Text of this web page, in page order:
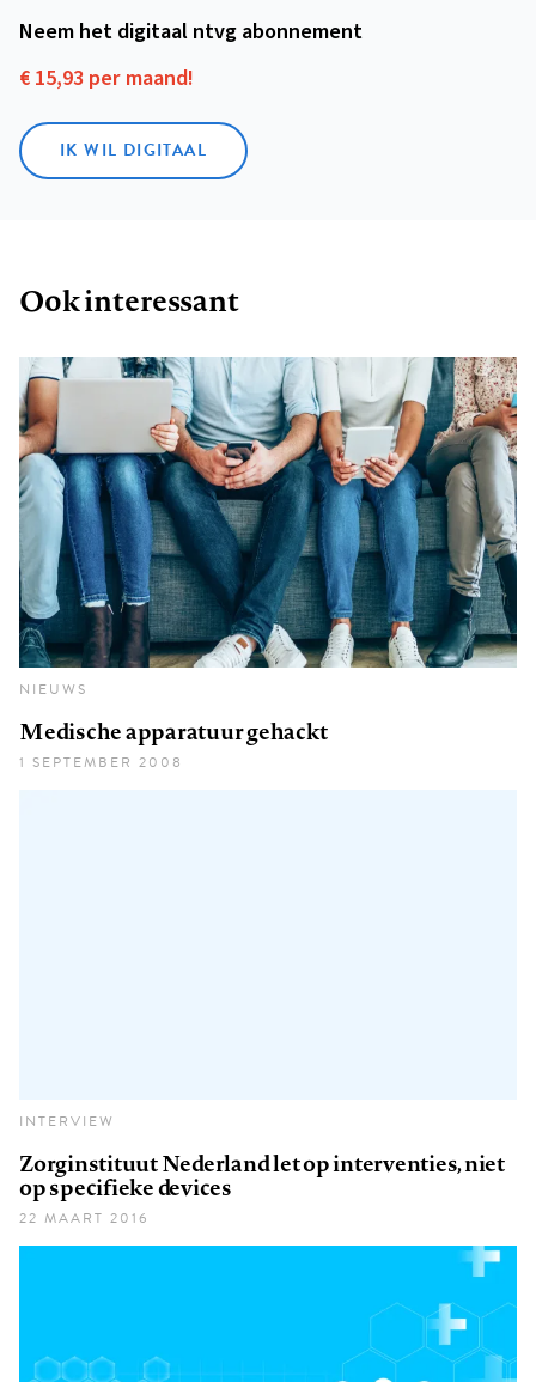
Neem het digitaal ntvg abonnement
€ 15,93 per maand!
IK WIL DIGITAAL
Ook interessant
NIEUWS
Medische apparatuur gehackt
1 SEPTEMBER 2008
INTERVIEW
Zorginstituut Nederland let op interventies, niet
op specifieke devices
22 MAART 2016